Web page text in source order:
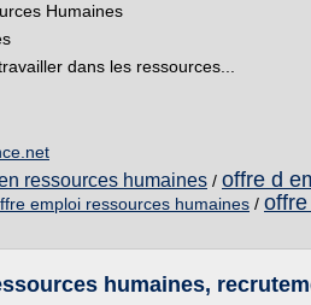
Humaines
dans les ressources...
ressources humaines / offre d
emploi ressources humaines /
humaines,